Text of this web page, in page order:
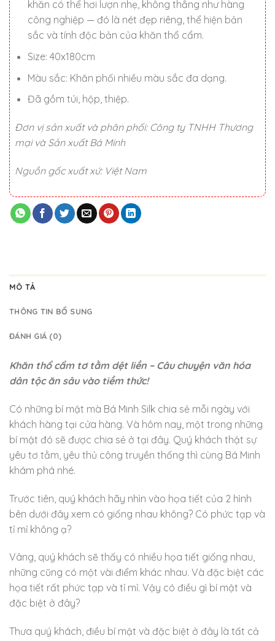
khăn có thể hơi lượn nhẹ, không thẳng như hàng
công nghiệp — đó là nét đẹp riêng, thể hiện bản
sắc và tính độc bản của khăn thổ cẩm.
Size: 40x180cm
Màu sắc: Khăn phối nhiều màu sắc đa dạng.
Đã gồm túi, hộp, thiệp.
Đơn vị sản xuất và phân phối: Công ty TNHH Thương
mại và Sản xuất Bá Minh
Nguồn gốc xuất xứ: Việt Nam
MÔ TẢ
THÔNG TIN BỔ SUNG
ĐÁNH GIÁ (0)
Khăn thổ cẩm tơ tằm dệt liền – Câu chuyện văn hóa
dân tộc ăn sâu vào tiềm thức!
Có những bí mật mà Bá Minh Silk chia sẻ mỗi ngày với
khách hàng tại cửa hàng. Và hôm nay, một trong những
bí mật đó sẽ được chia sẻ ở tại đây. Quý khách thật sự
yêu tơ tằm, yêu thủ công truyền thống thì cùng Bá Minh
khám phá nhé.
Trước tiên, quý khách hãy nhìn vào họa tiết của 2 hình
bên dưới đây xem có giống nhau không? Có phức tạp và
tỉ mỉ không ạ?
Vâng, quý khách sẽ thấy có nhiều họa tiết giống nhau,
những cũng có một vài điểm khác nhau. Và đặc biệt các
họa tiết rất phức tạp và tỉ mỉ. Vậy có điều gì bí mật và
đặc biệt ở đây?
Thưa quý khách, điều bí mật và đặc biệt ở đây là tất cả